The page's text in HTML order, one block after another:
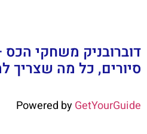
דוברובניק משחקי הכס
סיורים, כל מה שצריך
Powered byGetYourGuide